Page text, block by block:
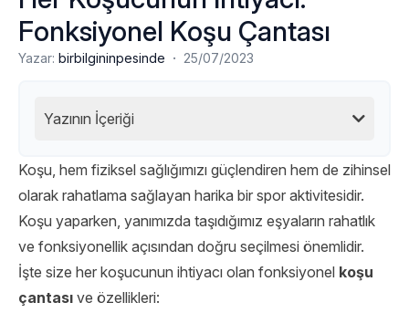
Fonksiyonel Koşu Çantası
Yazar: birbilgininpesinde · 25/07/2023
Yazının İçeriği
Koşu, hem fiziksel sağlığımızı güçlendiren hem de zihinsel
olarak rahatlama sağlayan harika bir spor aktivitesidir.
Koşu yaparken, yanımızda taşıdığımız eşyaların rahatlık
ve fonksiyonellik açısından doğru seçilmesi önemlidir.
İşte size her koşucunun ihtiyacı olan fonksiyonel koşu
çantası ve özellikleri: